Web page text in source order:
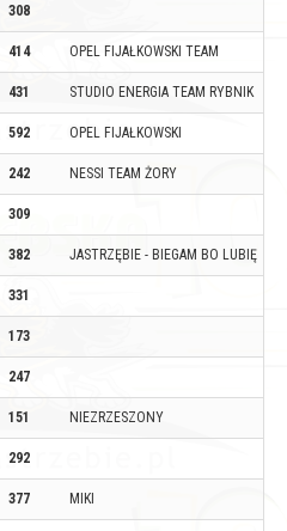
308
414 OPEL FIJAŁKOWSKI TEAM
431 STUDIO ENERGIA TEAM RYBNIK
592 OPEL FIJAŁKOWSKI
242 NESSI TEAM ŻORY
309
382 JASTRZĘBIE - BIEGAM BO LUBIĘ
331
173
247
151 NIEZRZESZONY
292
377 MIKI